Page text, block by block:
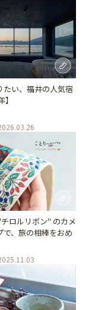
たい、福井の人気宿
ロルリボン" のカメ
で、旅の相棒をおめ